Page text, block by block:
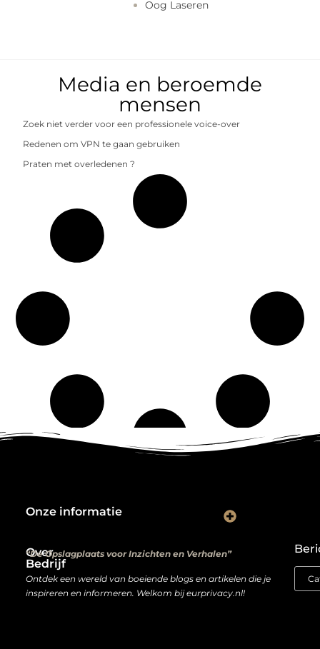
Oog Laseren
Media en beroemde
mensen
Zoek niet verder voor een professionele voice-over
Redenen om VPN te gaan gebruiken
Praten met overledenen ?
Over
Bedrijf
“De Opslagplaats voor Inzichten en Verhalen”
Ontdek een wereld van boeiende blogs en artikelen die je
inspireren en informeren. Welkom bij eurprivacy.nl!
Onze informatie